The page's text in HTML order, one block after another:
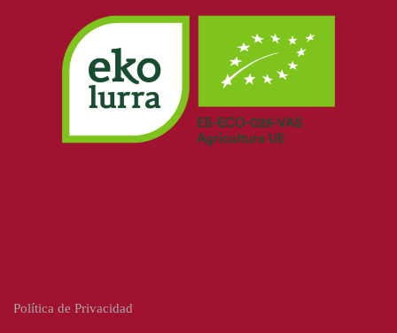
Política de Privacidad